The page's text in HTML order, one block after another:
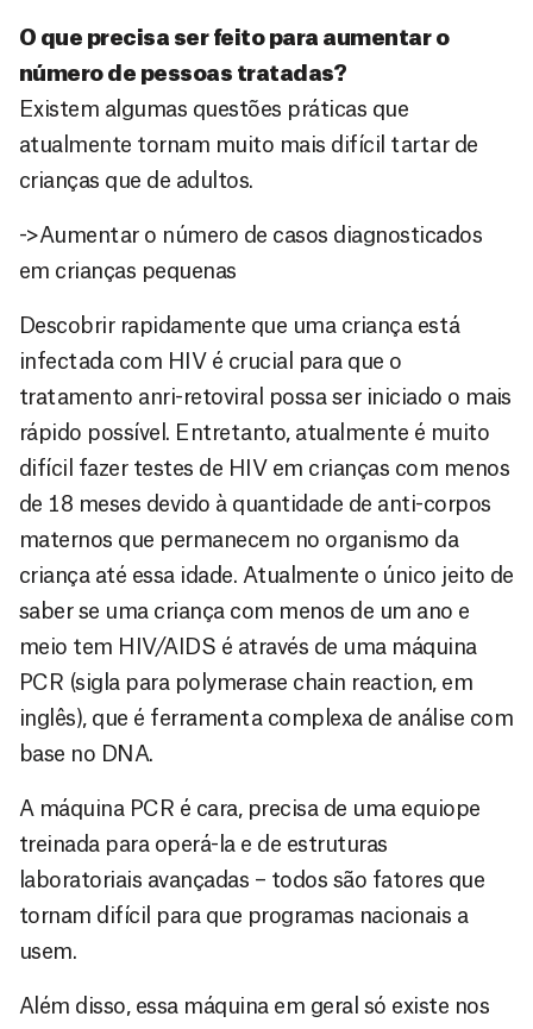
O que precisa ser feito para aumentar o
número de pessoas tratadas?
Existem algumas questões práticas que
atualmente tornam muito mais difícil tartar de
crianças que de adultos.
->Aumentar o número de casos diagnosticados
em crianças pequenas
Descobrir rapidamente que uma criança está
infectada com HIV é crucial para que o
tratamento anri-retoviral possa ser iniciado o mais
rápido possível. Entretanto, atualmente é muito
difícil fazer testes de HIV em crianças com menos
de 18 meses devido à quantidade de anti-corpos
maternos que permanecem no organismo da
criança até essa idade. Atualmente o único jeito de
saber se uma criança com menos de um ano e
meio tem HIV/AIDS é através de uma máquina
PCR (sigla para polymerase chain reaction, em
inglês), que é ferramenta complexa de análise com
base no DNA.
A máquina PCR é cara, precisa de uma equiope
treinada para operá-la e de estruturas
laboratoriais avançadas – todos são fatores que
tornam difícil para que programas nacionais a
usem.
Além disso, essa máquina em geral só existe nos